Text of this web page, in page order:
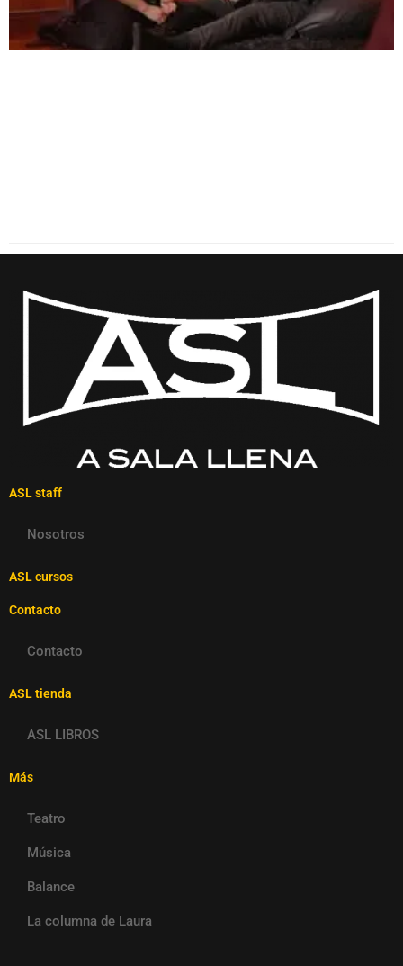
ASL staff
Nosotros
ASL cursos
Contacto
Contacto
ASL tienda
ASL LIBROS
Más
Teatro
Música
Balance
La columna de Laura